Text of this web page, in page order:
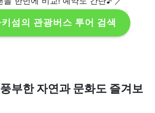
섬의 관광버스 투어 검색
부한 자연과 문화도 즐겨보